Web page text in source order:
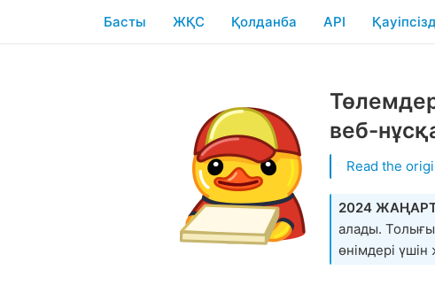
Басты ЖҚС Қолданба API
веб-
Read the
2024
алады.
өнімдері